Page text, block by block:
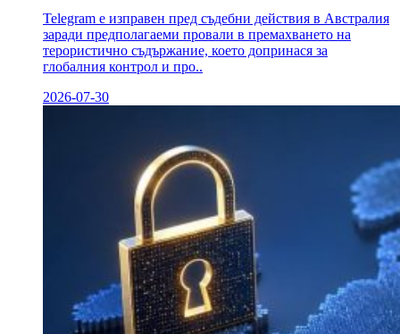
Telegram е изправен пред съдебни действия в Австралия
заради предполагаеми провали в премахването на
терористично съдържание, което допринася за
глобалния контрол и про..
2026-07-30